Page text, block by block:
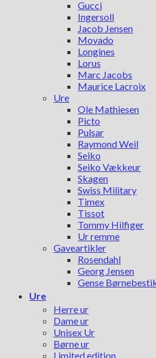
Gucci
Ingersoll
Jacob Jensen
Movado
Longines
Lorus
Marc Jacobs
Maurice Lacroix
Ure
Ole Mathiesen
Picto
Pulsar
Raymond Weil
Seiko
Seiko Vækkeur
Skagen
Swiss Military
Timex
Tissot
Tommy Hilfiger
Ur remme
Gaveartikler
Rosendahl
Georg Jensen
Gense
Ure
Herre ur
Dame ur
Unisex Ur
Børne ur
Limited edition